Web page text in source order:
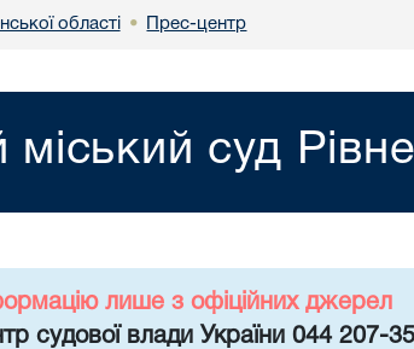
області • Прес-центр
міський суд
лише з офіційних джерел
судової влади України 044 207-